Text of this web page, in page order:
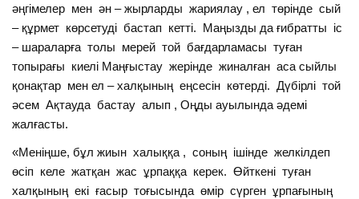
әңгімелер мен ән – жырларды жариялау , ел төрінде сый
– құрмет көрсетуді бастап кетті. Маңызды да ғибратты іс
– шараларға толы мерей той бағдарламасы туған
топырағы киелі Маңғыстау жерінде жиналған аса сыйлы
қонақтар мен ел – халқының еңсесін көтерді. Дүбірлі той
әсем Ақтауда бастау алып , Оңды ауылында әдемі
жалғасты.
«Меніңше, бұл жиын халыққа , соның ішінде желкілдеп
өсіп келе жатқан жас ұрпаққа керек. Өйткені туған
халқының екі ғасыр тоғысында өмір сүрген ұрпағының